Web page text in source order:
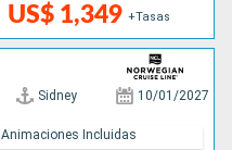
US$ 1,349 +Tasas
Sidney 10/01/2027
Animaciones Incluidas